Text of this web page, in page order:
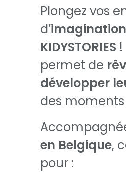
Plongez vos
d’
KIDYSTORIES
permet de
développer
des
en Belgique,
pour :